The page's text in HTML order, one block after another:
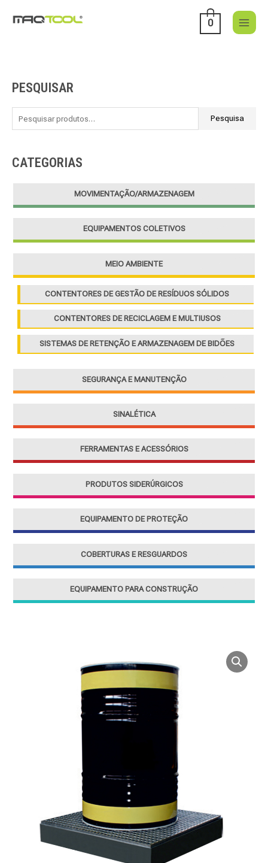
0
PESQUISAR
P
i
Pesquisa
CATEGORIAS
MOVIMENTAÇÃO/ARMAZENAGEM
EQUIPAMENTOS COLETIVOS
MEIO AMBIENTE
CONTENTORES DE GESTÃO DE RESÍDUOS SÓLIDOS
CONTENTORES DE RECICLAGEM E MULTIUSOS
SISTEMAS DE RETENÇÃO E ARMAZENAGEM DE BIDÕES
SEGURANÇA E MANUTENÇÃO
SINALÉTICA
FERRAMENTAS E ACESSÓRIOS
PRODUTOS SIDERÚRGICOS
EQUIPAMENTO DE PROTEÇÃO
COBERTURAS E RESGUARDOS
EQUIPAMENTO PARA CONSTRUÇÃO